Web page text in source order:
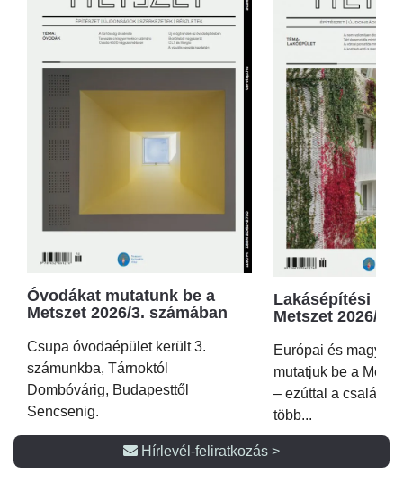
Óvodákat mutatunk be a
Metszet 2026/3. számában
Csupa óvodaépület került 3.
számunkba, Tárnoktól
Dombóvárig, Budapesttől
Sencsenig.
Lakásépítési
Metszet 2026/2.
Európai és magyar
mutatjuk be a
– ezúttal a családi
több...
Hírlevél-feliratkozás >